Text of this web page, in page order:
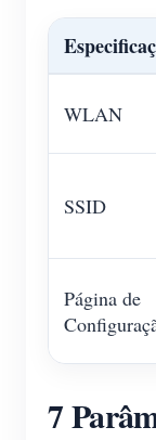
WLAN
SSID
Página de
7